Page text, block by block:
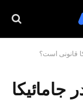
قانونی است؟
جامائیکا